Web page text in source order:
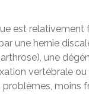
est relativement
une hernie
une
vertébrale
problèmes, moins